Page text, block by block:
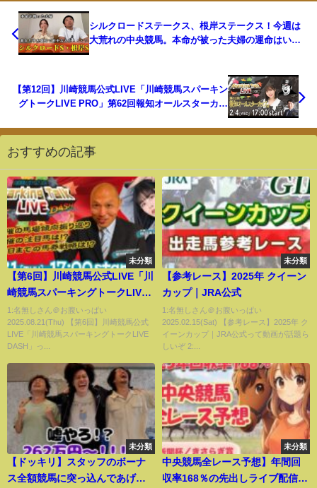
シルクロードステークス、根岸ステークス！今週は
大荒れの中央競馬。本命が被った夫婦の運命はいか
【第12回】川崎競馬公式LIVE「川崎競馬スパーキン
グトークLIVE PRO」第62回報知オールスターカッ
おすすめの記事
未分類
【第6回】川崎競馬公式LIVE「川
崎競馬スパーキングトークLIVE
DASH」
1:名無しさん＠お腹いっぱい
2025.08.21(Thu) 【第6回】川崎競馬公式
LIVE「川崎競馬スパーキングトークLIVE
DASH」っ...
未分類
【参考レース】2025年 クイーン
カップ｜JRA公式
1:名無しさん＠お腹いっぱい
2025.02.15(Sat) 【参考レース】2025年 ク
イーンカップ｜JRA公式って動画が話題ら
しいぞ 2:...
未分類
【ドッキリ】スタッフのボーナ
ス全額競馬に突っ込んであげた
未分類
中央競馬全レース予想】年間回
収率168％の先出しライブ配信！